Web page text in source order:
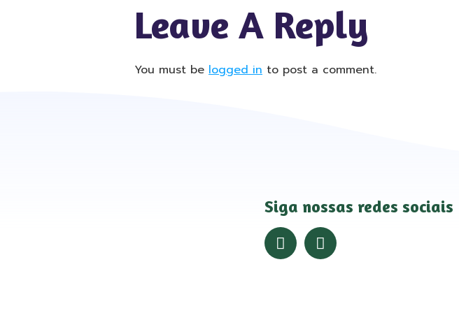
Leave A Reply
You must be logged in to post a comment.
Siga nossas redes sociais